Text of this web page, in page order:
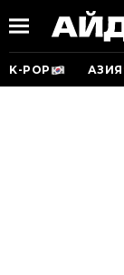
K-POP АЗИЯ